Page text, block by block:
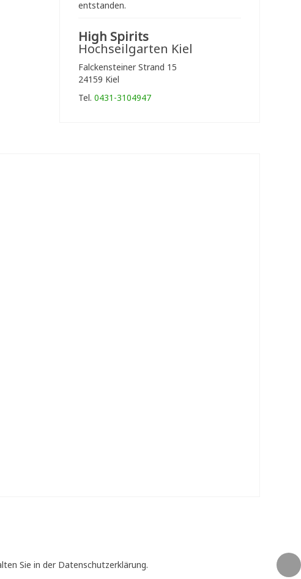
entstanden.
High Spirits
Hochseilgarten Kiel
Falckensteiner Strand 15
24159 Kiel
Tel. 0431-3104947
Sie in der Datenschutzerklärung.